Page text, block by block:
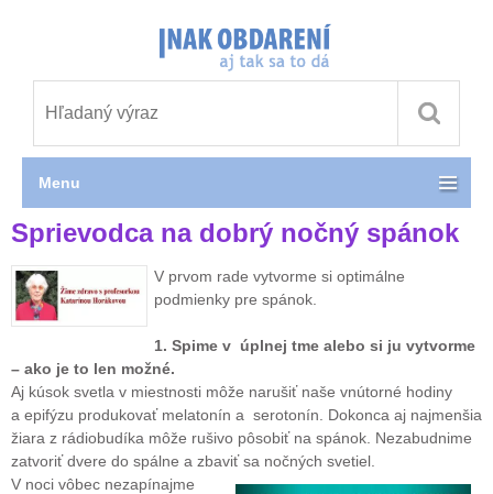
Sprievodca na dobrý nočný spánok
V prvom rade vytvorme si optimálne
podmienky pre spánok.
1. Spime v úplnej tme alebo si ju vytvorme
– ako je to len možné.
Aj kúsok svetla v miestnosti môže narušiť naše vnútorné hodiny
a epifýzu produkovať melatonín a serotonín. Dokonca aj najmenšia
žiara z rádiobudíka môže rušivo pôsobiť na spánok. Nezabudnime
zatvoriť dvere do spálne a zbaviť sa nočných svetiel.
V noci vôbec nezapínajme
Menu